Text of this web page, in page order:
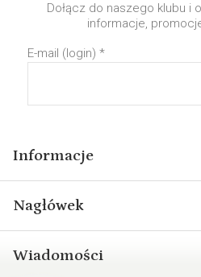
Dołącz do naszego klubu i
informacje,
E-mail (login) *
Informacje
Nagłówek
Wiadomości